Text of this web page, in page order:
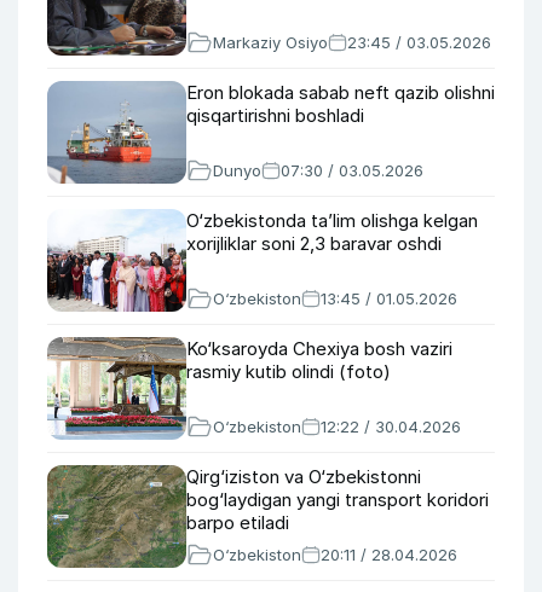
Markaziy Osiyo 23:45 / 03.05.2026
Eron blokada sabab neft qazib olishni
qisqartirishni boshladi
Dunyo 07:30 / 03.05.2026
O‘zbekistonda taʼlim olishga kelgan
xorijliklar soni 2,3 baravar oshdi
O‘zbekiston 13:45 / 01.05.2026
Ko‘ksaroyda Chexiya bosh vaziri
rasmiy kutib olindi (foto)
O‘zbekiston 12:22 / 30.04.2026
Qirg‘iziston va O‘zbekistonni
bog‘laydigan yangi transport koridori
barpo etiladi
O‘zbekiston 20:11 / 28.04.2026